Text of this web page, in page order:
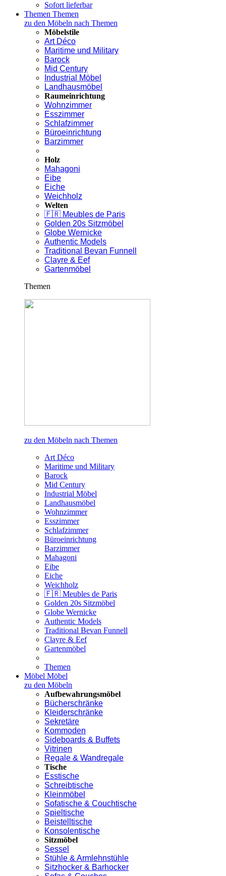
Sofort lieferbar
Themen Themen
zu den Möbeln nach Themen
Möbelstile
Art Déco
Maritime und Military
Barock
Mid Century
Industrial Möbel
Landhausmöbel
Raumeinrichtung
Wohnzimmer
Esszimmer
Schlafzimmer
Büroeinrichtung
Barzimmer
Holz
Mahagoni
Eibe
Eiche
Weichholz
Welten
🇫🇷 Meubles de Paris
Golden 20s Sitzmöbel
Globe Wernicke
Authentic Models
Traditional Bevan Funnell
Clayre & Eef
Gartenmöbel
Themen
zu den Möbeln nach Themen
Art Déco
Maritime und Military
Barock
Mid Century
Industrial Möbel
Landhausmöbel
Wohnzimmer
Esszimmer
Schlafzimmer
Büroeinrichtung
Barzimmer
Mahagoni
Eibe
Eiche
Weichholz
🇫🇷 Meubles de Paris
Golden 20s Sitzmöbel
Globe Wernicke
Authentic Models
Traditional Bevan Funnell
Clayre & Eef
Gartenmöbel
Themen
Möbel Möbel
zu den Möbeln
Aufbewahrungsmöbel
Bücherschränke
Kleiderschränke
Sekretäre
Kommoden
Sideboards & Buffets
Vitrinen
Regale & Wandregale
Tische
Esstische
Schreibtische
Kleinmöbel
Sofatische & Couchtische
Spieltische
Beistelltische
Konsolentische
Sitzmöbel
Sessel
Stühle & Armlehnstühle
Sitzhocker & Barhocker